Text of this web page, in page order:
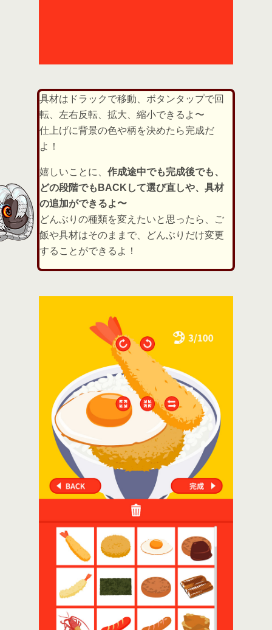
具材はドラックで移動、ボタンタップで回
転、左右反転、拡大、縮小できるよ〜
仕上げに背景の色や柄を決めたら完成だ
よ！
嬉しいことに、 作成途中でも完成後でも、
どの段階でもBACKして選び直しや、具材
の追加ができるよ〜
どんぶりの種類を変えたいと思ったら、ご
飯や具材はそのままで、どんぶりだけ変更
することができるよ！